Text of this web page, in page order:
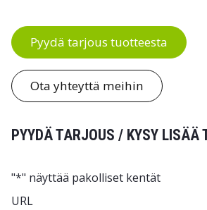
Pyydä tarjous tuotteesta
Ota yhteyttä meihin
PYYDÄ TARJOUS / KYSY LISÄÄ
"*" näyttää pakolliset kentät
URL